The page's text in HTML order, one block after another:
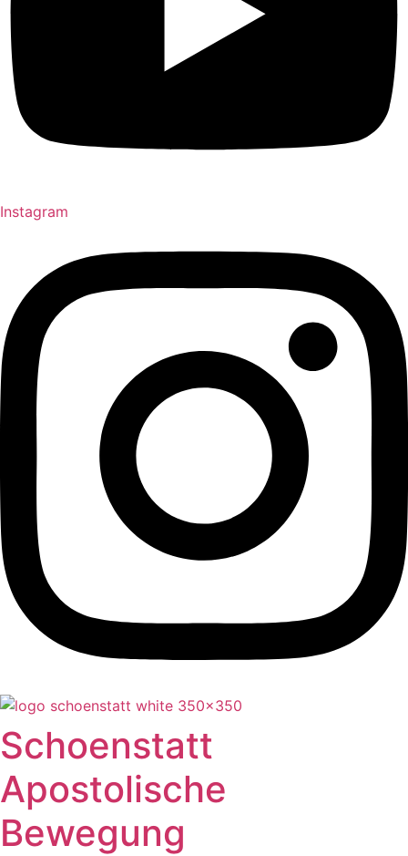
Instagram
Schoenstatt
Apostolische
Bewegung